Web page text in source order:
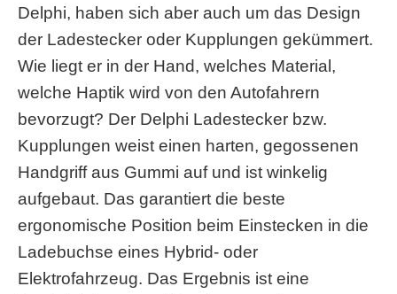
Delphi, haben sich aber auch um das Design
der Ladestecker oder Kupplungen gekümmert.
Wie liegt er in der Hand, welches Material,
welche Haptik wird von den Autofahrern
bevorzugt? Der Delphi Ladestecker bzw.
Kupplungen weist einen harten, gegossenen
Handgriff aus Gummi auf und ist winkelig
aufgebaut. Das garantiert die beste
ergonomische Position beim Einstecken in die
Ladebuchse eines Hybrid- oder
Elektrofahrzeug. Das Ergebnis ist eine